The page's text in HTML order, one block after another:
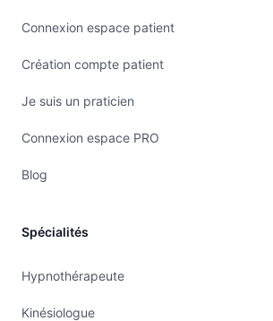
Connexion espace patient
Création compte patient
Je suis un praticien
Connexion espace PRO
Blog
Spécialités
Hypnothérapeute
Kinésiologue